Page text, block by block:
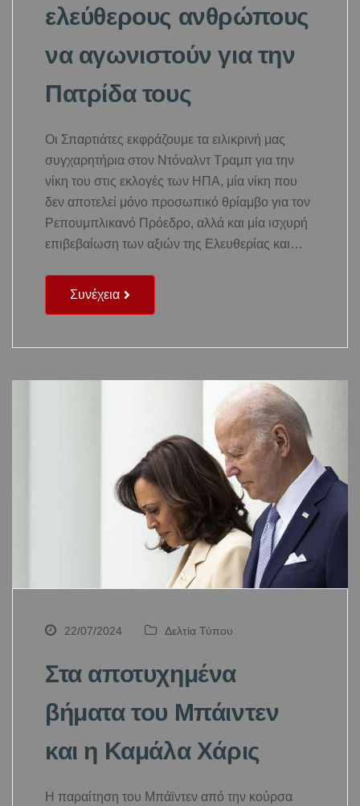
ελεύθερους ανθρώπους
να αγωνιστούν για την
Πατρίδα τους
Οι Σπαρτιάτες εκφράζουμε τα ειλικρινή μας
συγχαρητήρια στον Ντόναλντ Τραμπ για την
νίκη του στις εκλογές των ΗΠΑ, μία νίκη που
δεν αποτελεί μόνο προσωπικό θρίαμβο για τον
Ρεπουμπλικανό Πρόεδρο, αλλά και μία ισχυρή
επιβεβαίωση των αξιών της Ελευθερίας και…
Συνέχεια
22/07/2024 Δελτία Τύπου
Στα αποτυχημένα
βήματα του Μπάιντεν
και η Καμάλα Χάρις
Η παραίτηση του Μπάϊντεν από την κούρσα